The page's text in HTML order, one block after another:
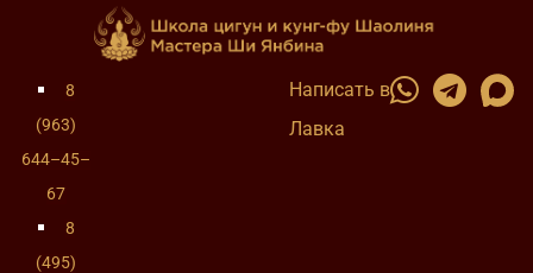
8
(963)
644–45–
67
8
(495)
Написать в
Лавка